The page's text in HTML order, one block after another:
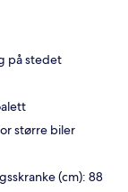
på stedet
større biler
(cm): 88